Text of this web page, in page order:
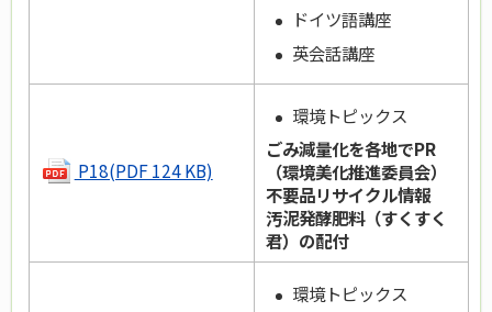
ドイツ語講座
英会話講座
P18(PDF 124 KB)
環境トピックス
ごみ減量化を各地でPR
（環境美化推進委員会）
不要品リサイクル情報
汚泥発酵肥料（すくすく
君）の配付
環境トピックス